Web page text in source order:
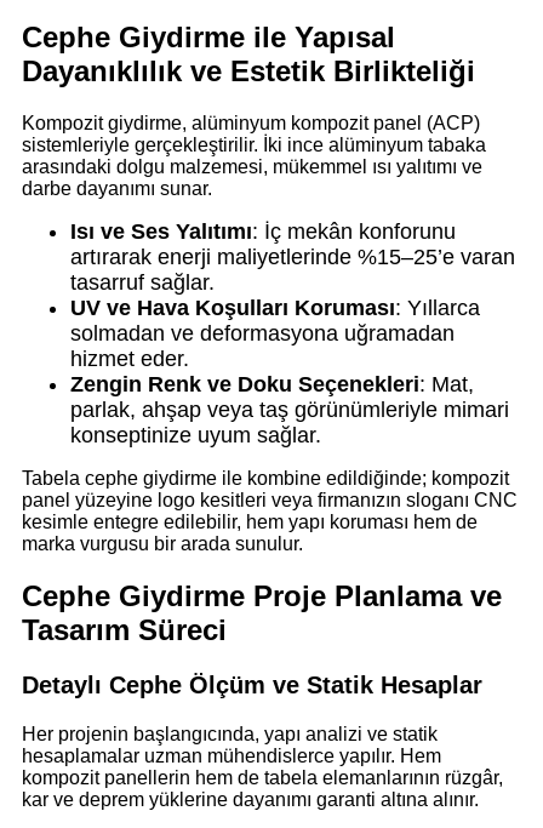
Cephe Giydirme ile Yapısal
Dayanıklılık ve Estetik Birlikteliği
Kompozit giydirme, alüminyum kompozit panel (ACP)
sistemleriyle gerçekleştirilir. İki ince alüminyum tabaka
arasındaki dolgu malzemesi, mükemmel ısı yalıtımı ve
darbe dayanımı sunar.
Isı ve Ses Yalıtımı: İç mekân konforunu
artırarak enerji maliyetlerinde %15–25’e varan
tasarruf sağlar.
UV ve Hava Koşulları Koruması: Yıllarca
solmadan ve deformasyona uğramadan
hizmet eder.
Zengin Renk ve Doku Seçenekleri: Mat,
parlak, ahşap veya taş görünümleriyle mimari
konseptinize uyum sağlar.
Tabela cephe giydirme ile kombine edildiğinde; kompozit
panel yüzeyine logo kesitleri veya firmanızın sloganı CNC
kesimle entegre edilebilir, hem yapı koruması hem de
marka vurgusu bir arada sunulur.
Cephe Giydirme Proje Planlama ve
Tasarım Süreci
Detaylı Cephe Ölçüm ve Statik Hesaplar
Her projenin başlangıcında, yapı analizi ve statik
hesaplamalar uzman mühendislerce yapılır. Hem
kompozit panellerin hem de tabela elemanlarının rüzgâr,
kar ve deprem yüklerine dayanımı garanti altına alınır.